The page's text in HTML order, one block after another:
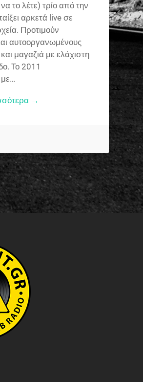
το λέτε) τρίο από την
αρκετά live σε
Προτιμούν
αυτοοργανωμένους
μαγαζιά με ελάχιστη
Το 2011
→